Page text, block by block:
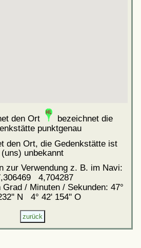
den Ort
bezeichnet die
punktgenau
den Ort, die Gedenkstätte ist
(uns) unbekannt
zur Verwendung z. B. im Navi:
4,704287
Grad / Minuten / Sekunden: 47°
N 4° 42' 154'' O